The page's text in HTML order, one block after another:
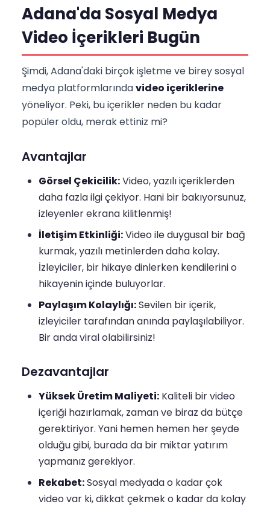
Adana'da Sosyal Medya
Video İçerikleri Bugün
Şimdi, Adana'daki birçok işletme ve birey sosyal
medya platformlarındavideo içeriklerine
yöneliyor. Peki, bu içerikler neden bu kadar
popüler oldu, merak ettiniz mi?
Avantajlar
Görsel Çekicilik:Video, yazılı içeriklerden
daha fazla ilgi çekiyor. Hani bir bakıyorsunuz,
izleyenler ekrana kilitlenmiş!
İletişim Etkinliği:Video ile duygusal bir bağ
kurmak, yazılı metinlerden daha kolay.
İzleyiciler, bir hikaye dinlerken kendilerini o
hikayenin içinde buluyorlar.
Paylaşım Kolaylığı:Sevilen bir içerik,
izleyiciler tarafından anında paylaşılabiliyor.
Bir anda viral olabilirsiniz!
Dezavantajlar
Yüksek Üretim Maliyeti: Kaliteli bir video
içeriği hazırlamak, zaman ve biraz da bütçe
gerektiriyor. Yani hemen hemen her şeyde
olduğu gibi, burada da bir miktar yatırım
yapmanız gerekiyor.
Rekabet:Sosyal medyada o kadar çok
video var ki, dikkat çekmek o kadar da kolay